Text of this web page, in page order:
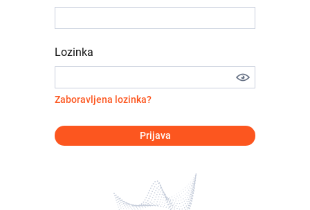
Lozinka
Zaboravljena lozinka?
Prijava